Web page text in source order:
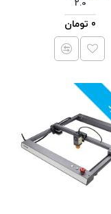
2.0
0 تومان